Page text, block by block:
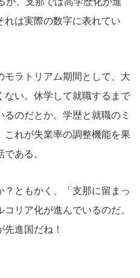
れは実際の数字に表れてい
ラトリアム期間として、大
ない。休学して就職するまで
のだとか。学歴と就職のミ
これが失業率の調整機能を果
ある。
ともかく、「支那に留まっ
リア化が進んでいるのだ。
進国だね！